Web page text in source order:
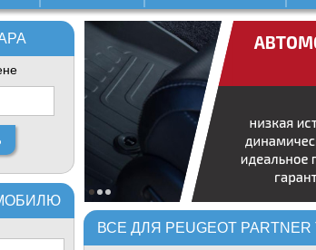
ВСЕ ДЛЯ PEUGEOT